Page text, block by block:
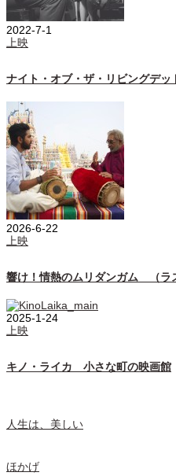
2022-7-1
上映
ナイト・オブ・ザ・リビングデ
2026-6-22
上映
響け！情熱のムリダンガム （ラ
2025-1-24
上映
キノ・ライカ 小さな町の映画館
人生は、美しい
ほかげ